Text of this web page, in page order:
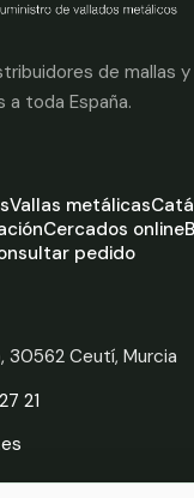
de mallas y
a toda España.
Vallas metálicas
Cercados online
pedido
30562 Ceutí, Murcia
21